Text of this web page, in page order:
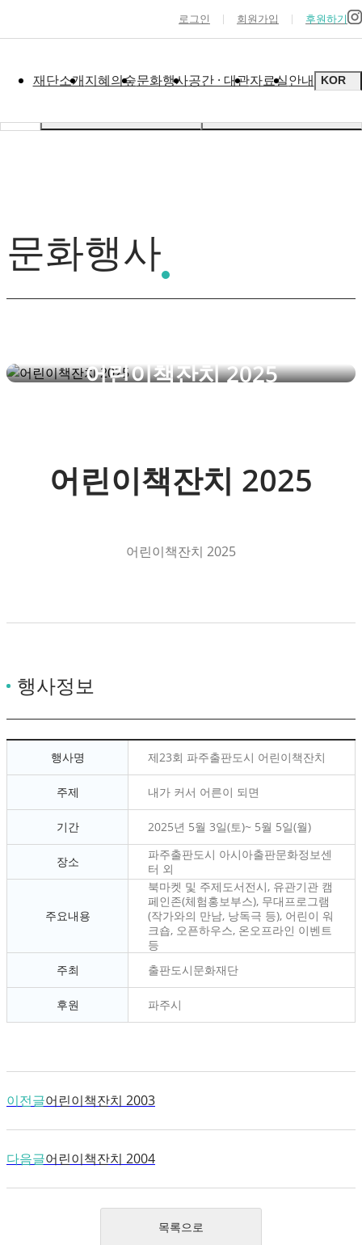
로그인 회원가입 후원하기
재단소개지혜의숲문화행사공간 · 대관자료실안내 KOR
문화행사
어린이책잔치 2025
어린이책잔치 2025
어린이책잔치 2025
행사정보
행사명 제23회 파주출판도시 어린이책잔치
주제 내가 커서 어른이 되면
기간 2025년 5월 3일(토)~ 5월 5일(월)
장소
파주출판도시 아시아출판문화정보센
터 외
주요내용
북마켓 및 주제도서전시, 유관기관 캠
페인존(체험홍보부스), 무대프로그램
(작가와의 만남, 낭독극 등), 어린이 워
크숍, 오픈하우스, 온오프라인 이벤트
등
주최
출판도시문화재단
후원 파주시
이전글어린이책잔치 2003
다음글어린이책잔치 2004
목록으로